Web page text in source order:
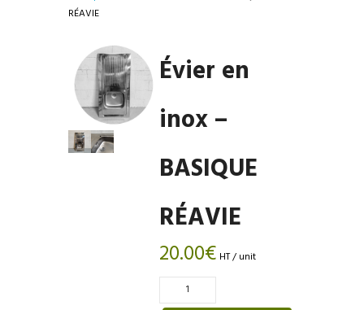
RÉAVIE
Évier en
inox –
BASIQUE
RÉAVIE
20.00€ HT / unit
Quantité
de